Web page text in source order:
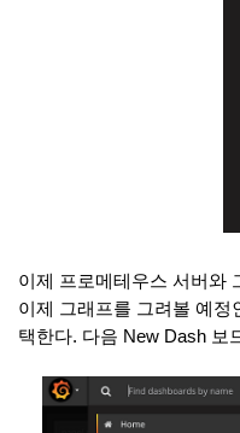
이제 프로메테우스 서버와
이제 그래프를 그려볼 예정
택한다. 다음 New Dash 보